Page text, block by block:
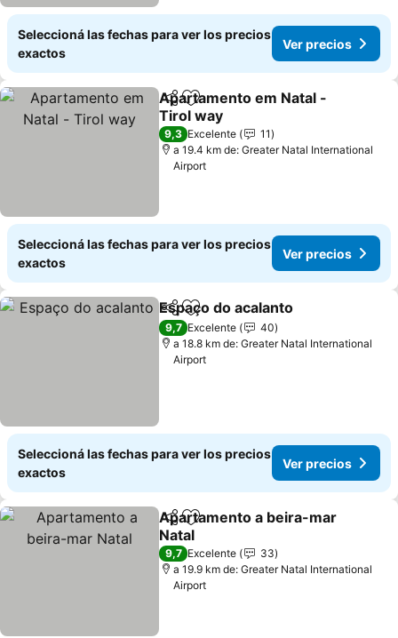
Seleccioná las fechas para ver los precios
exactos
Ver precios
CompartirAñadir a favoritos
Apartamento em Natal -
Tirol way
9,3 Excelente
11
a 19.4 km de: Greater Natal International
Airport
Seleccioná las fechas para ver los precios
exactos
Ver precios
CompartirAñadir a favoritos
Espaço do acalanto
9,7 Excelente
40
a 18.8 km de: Greater Natal International
Airport
Seleccioná las fechas para ver los precios
exactos
Ver precios
CompartirAñadir a favoritos
Apartamento a beira-mar
Natal
9,7 Excelente
33
a 19.9 km de: Greater Natal International
Airport